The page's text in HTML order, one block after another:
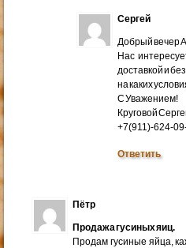
Сергей
Добрый вечер
Нас
доставкой и
на каких
С Уважением!
Круговой
+7(911)-624-
Ответить
Пётр
Продажа гусиных яиц.
Продам гусиные яйца,